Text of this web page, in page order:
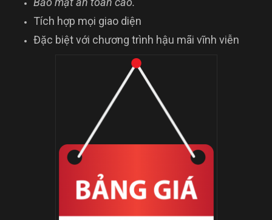
Tích hợp mọi giao diện
Đặc biệt với chương trình hậu mãi vĩnh viễn